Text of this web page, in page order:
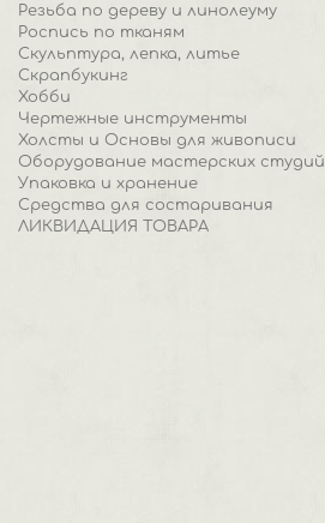
Резьба по дереву и линолеуму
Роспись по тканям
Скульптура, лепка, литье
Скрапбукинг
Хобби
Чертежные инструменты
Холсты и Основы для живописи
Оборудование мастерских студий
Упаковка и хранение
Средства для состаривания
ЛИКВИДАЦИЯ ТОВАРА